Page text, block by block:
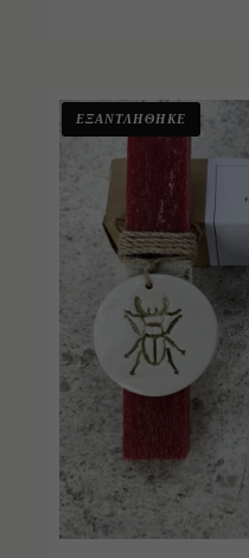
ΕΞΑΝΤΛΗΘΗΚΕ